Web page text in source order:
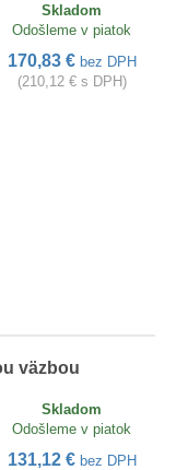
Skladom
Odošleme v piatok
170,83 € bez DPH
(210,12 € s DPH)
väzbou
Skladom
Odošleme v piatok
131,12 € bez DPH